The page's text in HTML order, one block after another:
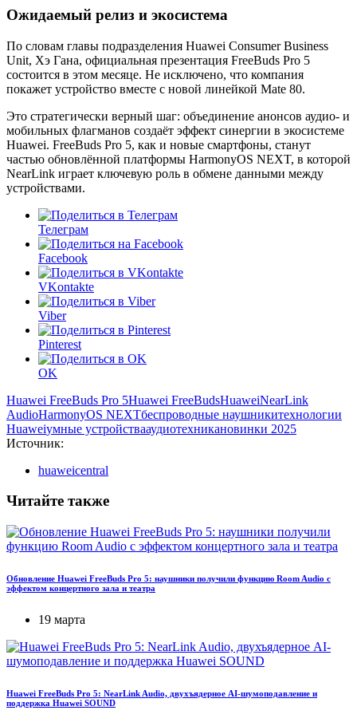
Ожидаемый релиз и экосистема
По словам главы подразделения Huawei Consumer Business
Unit, Хэ Гана, официальная презентация FreeBuds Pro 5
состоится в этом месяце. Не исключено, что компания
покажет устройство вместе с новой линейкой Mate 80.
Это стратегически верный шаг: объединение анонсов аудио- и
мобильных флагманов создаёт эффект синергии в экосистеме
Huawei. FreeBuds Pro 5, как и новые смартфоны, станут
частью обновлённой платформы HarmonyOS NEXT, в которой
NearLink играет ключевую роль в обмене данными между
устройствами.
Телеграм
Facebook
VKontakte
Viber
Pinterest
OK
Huawei FreeBuds Pro 5Huawei FreeBudsHuaweiNearLink
AudioHarmonyOS NEXTбеспроводные наушникитехнологии
Huaweiумные устройствааудиотехникановинки 2025
Источник:
huaweicentral
Читайте также
Обновление Huawei FreeBuds Pro 5: наушники получили функцию Room Audio с
эффектом концертного зала и театра
19 марта
Huawei FreeBuds Pro 5: NearLink Audio, двухъядерное AI-шумоподавление и
поддержка Huawei SOUND